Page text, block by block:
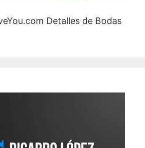
Detalles de Bodas